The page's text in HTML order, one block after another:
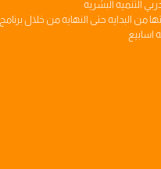
حملات التسويق المجاني
عالفيسبوك
التنميه البشريه
من البدايه حتى النهايه من خلال برنامج
اسابيع